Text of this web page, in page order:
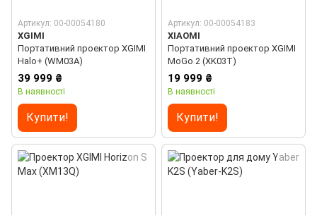
Артикул: 00-00054180
XGIMI
Портативний проектор XGIMI
Halo+ (WM03A)
39 999 ₴
В наявності
Купити!
Артикул: 00-00054183
XIAOMI
Портативний проектор XGIMI
MoGo 2 (XK03T)
19 999 ₴
В наявності
Купити!